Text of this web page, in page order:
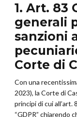
1. Art. 83
generali
sanzioni
Corte di
Con una
2023), la Corte di
principi di cui
“GDPR” chiarendo